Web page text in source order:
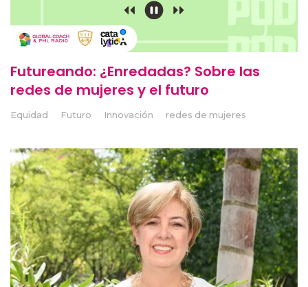
Futureando: ¿Enredadas? Sobre las
redes de mujeres y el futuro
Equidad Futuro Innovación redes de mujeres